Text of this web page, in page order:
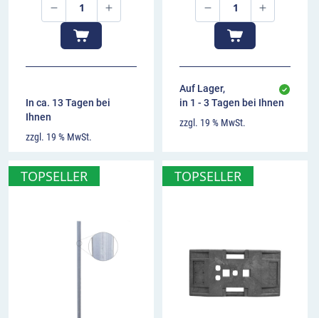
In ca. 13 Tagen bei
Ihnen
zzgl. 19 % MwSt.
Auf Lager,
in 1 - 3 Tagen bei Ihnen
zzgl. 19 % MwSt.
TOPSELLER TOPSELLER